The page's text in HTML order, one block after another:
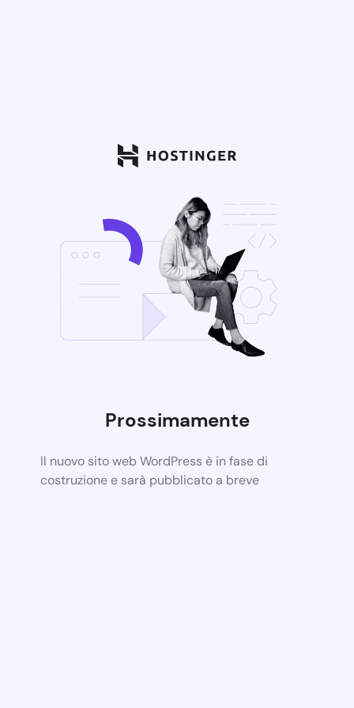
Prossimamente
Il nuovo sito web WordPress è in fase di
costruzione e sarà pubblicato a breve